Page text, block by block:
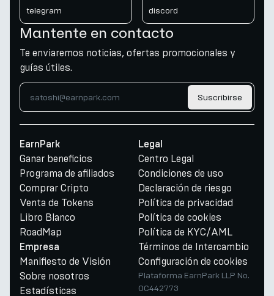
telegram discord
Mantente en contacto
Te enviaremos noticias, ofertas promocionales y
guías útiles.
Suscribirse
EarnPark
Ganar beneficios
Programa de afiliados
Comprar Cripto
Venta de Tokens
Libro Blanco
RoadMap
Empresa
Manifiesto de Visión
Sobre nosotros
Estadísticas
Legal
Centro Legal
Condiciones de uso
Declaración de riesgo
Política de privacidad
Política de cookies
Política de KYC/AML
Términos de Intercambio
Configuración de cookies
Plataforma EarnPark LLP No.
OC442773